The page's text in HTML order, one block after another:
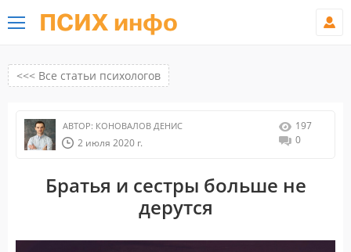
ПСИХ инфо
<<< Все статьи психологов
АВТОР: КОНОВАЛОВ ДЕНИС
2 июля 2020 г.
197
0
Братья и сестры больше не
дерутся